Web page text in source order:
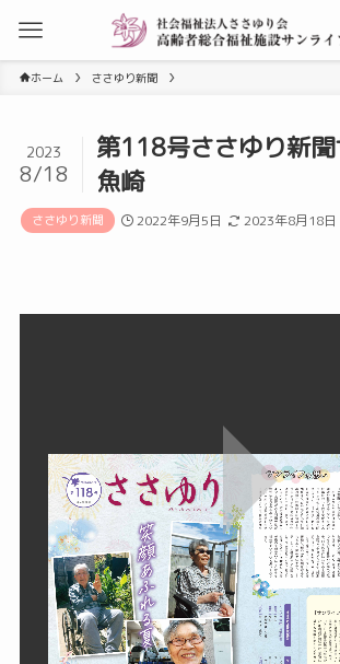
ホーム ささゆり新聞
第118号ささゆり新
魚崎
2023
8/18
ささゆり新聞 2022年9月5日 2023年8月18日